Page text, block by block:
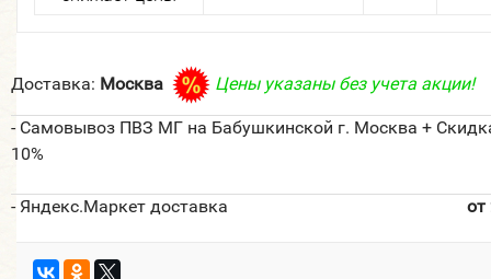
Доставка: Москва Цены указаны без учета акции!
- Самовывоз ПВЗ МГ на Бабушкинской г. Москва +
10%
- Яндекс.Маркет доставка